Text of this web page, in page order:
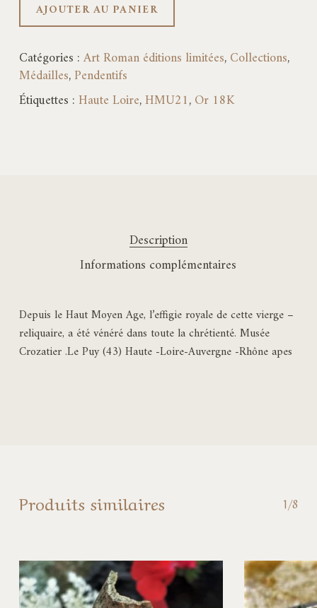
AJOUTER AU PANIER
Catégories :Art Roman éditions limitées,Collections,
Médailles,Pendentifs
Étiquettes :Haute Loire,HMU21,Or 18K
Description
Informations complémentaires
Depuis le Haut Moyen Age, l’effigie royale de cette vierge –
reliquaire, a été vénéré dans toute la chrétienté. Musée
Crozatier .Le Puy (43) Haute -Loire-Auvergne -Rhône apes
Produits similaires 1/8